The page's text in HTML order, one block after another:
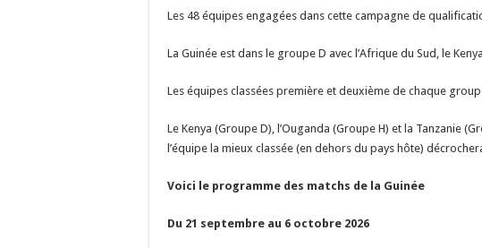
Les 48 équipes engagées dans cette campagne de
La Guinée est dans le groupe D avec l’Afrique du Sud, le
Les équipes classées première et deuxième de chaque
Le Kenya (Groupe D), l’Ouganda (Groupe H) et la Tanzanie
l’équipe la mieux classée (en dehors du pays hôte)
Voici le programme des matchs de la Guinée
Du 21 septembre au 6 octobre 2026